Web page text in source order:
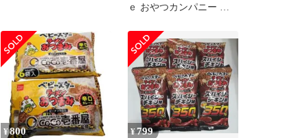
ｅ おやつカンパニー ベ
まみ スパイシーチキン味
126g(21g×6袋) ×3袋セッ
ト ★スラスラ本舗オリジ
ナルポケットティッシュ
付き★
¥800 ¥799